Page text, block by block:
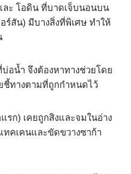
ะ โอดิน ที่บาดเจ็บนอนบน
ร์สัน) มีบางสิ่งที่พิเศษ ทำให้
อน้ำ จึงต้องหาทางช่วยโดย
ชี้ทางตามที่ถูกกำหนดไว้
รก) เคยถูกสิงและจมในอ่าง
คเคนและขัดขวางซาก้า